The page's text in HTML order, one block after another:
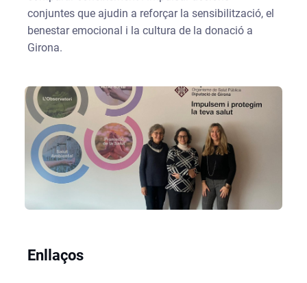
conjuntes que ajudin a reforçar la sensibilització, el
benestar emocional i la cultura de la donació a
Girona.
Enllaços